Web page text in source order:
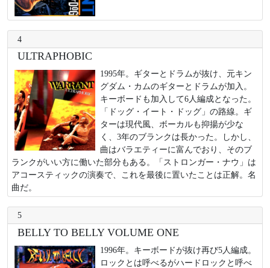
4
ULTRAPHOBIC
1995年。ギターとドラムが抜け、元キン
グダム・カムのギターとドラムが加入。
キーボードも加入して6人編成となった。
「ドッグ・イート・ドッグ」の路線。ギ
ターは現代風、ボーカルも抑揚が少な
く、3年のブランクは長かった。しかし、
曲はバラエティーに富んでおり、そのブ
ランクがいい方に働いた部分もある。「ストロンガー・ナウ」は
アコースティックの演奏で、これを最後に置いたことは正解。名
曲だ。
5
BELLY TO BELLY VOLUME ONE
1996年。キーボードが抜け再び5人編成。
ロックとは呼べるがハードロックと呼べ